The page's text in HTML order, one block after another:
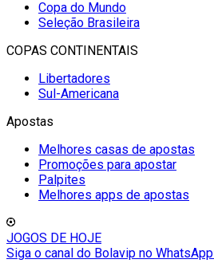
Copa do Mundo
Seleção Brasileira
COPAS CONTINENTAIS
Libertadores
Sul-Americana
Apostas
Melhores casas de apostas
Promoções para apostar
Palpites
Melhores apps de apostas
JOGOS DE HOJE
Siga o canal do Bolavip no WhatsApp